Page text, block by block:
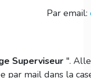
Par email:
Superviseur ".
par mail dans la